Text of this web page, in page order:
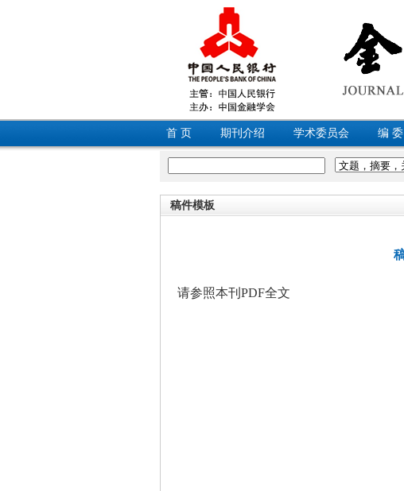
首 页 期刊介绍 学术委员会 编
稿件模板
请参照本刊PDF全文